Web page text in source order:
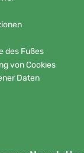
des Fußes
von Cookies
Daten